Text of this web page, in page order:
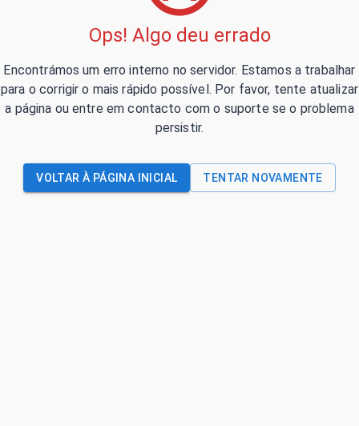
Ops! Algo deu errado
Encontrámos um erro interno no servidor. Estamos a trabalhar
para o corrigir o mais rápido possível. Por favor, tente atualizar
a página ou entre em contacto com o suporte se o problema
persistir.
VOLTAR À PÁGINA INICIAL TENTAR NOVAMENTE